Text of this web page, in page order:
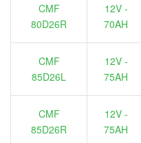
CMF
80D26R
12V -
70AH
CMF
85D26L
12V -
75AH
CMF
85D26R
12V -
75AH